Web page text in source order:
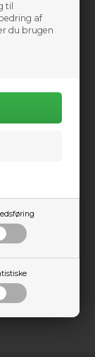
til
af
du brugen
2024
den behagelig